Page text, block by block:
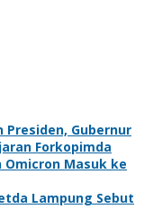
Gubernur
Forkopimda
Masuk ke
Lampung Sebut